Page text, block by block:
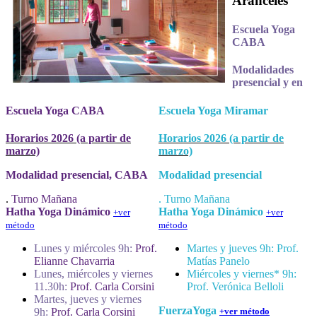
Escuela Yoga CABA
Horarios 2026 (a partir de
marzo)
Modalidad presencial, CABA
. Turno Mañana
Hatha Yoga Dinámico +ver
método
Lunes y miércoles 9h: Prof.
Elianne Chavarria
Lunes, miércoles y viernes
11.30h: Prof. Carla Corsini
Martes, jueves y viernes
9h: Prof. Carla Corsini
Escuela Yoga Miramar
Horarios 2026 (a partir de
marzo)
Modalidad presencial
. Turno Mañana
Hatha Yoga Dinámico +ver
método
Martes y jueves 9h: Prof.
Matías Panelo
Miércoles y viernes* 9h:
Prof. Verónica Belloli
FuerzaYoga +ver método
Escuela Yoga
CABA
Modalidades
presencial y en